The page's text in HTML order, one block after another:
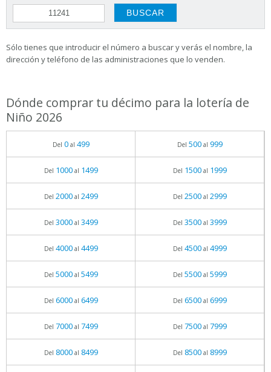
Sólo tienes que introducir el número a buscar y verás el nombre, la
dirección y teléfono de las administraciones que lo venden.
Dónde comprar tu décimo para la lotería de
Niño 2026
Del 0al 499 Del 500al 999
Del 1000al 1499 Del 1500al 1999
Del 2000al 2499 Del 2500al 2999
Del 3000al 3499 Del 3500al 3999
Del 4000al 4499 Del 4500al 4999
Del 5000al 5499 Del 5500al 5999
Del 6000al 6499 Del 6500al 6999
Del 7000al 7499 Del 7500al 7999
Del 8000al 8499 Del 8500al 8999